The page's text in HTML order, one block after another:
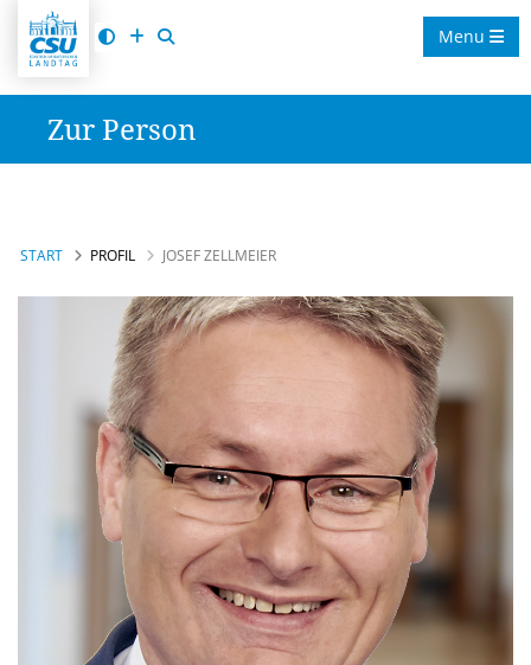
Menu
Zur Person
START PROFIL JOSEF ZELLMEIER